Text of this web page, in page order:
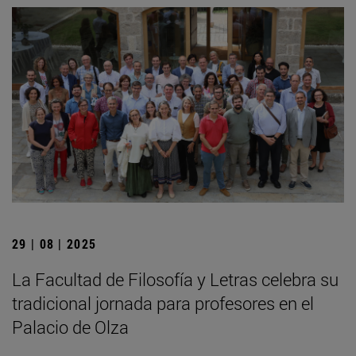
29 | 08 | 2025
La Facultad de Filosofía y Letras celebra su
tradicional jornada para profesores en el
Palacio de Olza